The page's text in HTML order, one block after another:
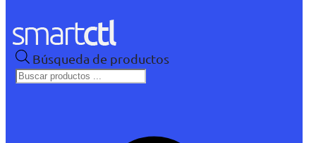
Búsqueda de productos